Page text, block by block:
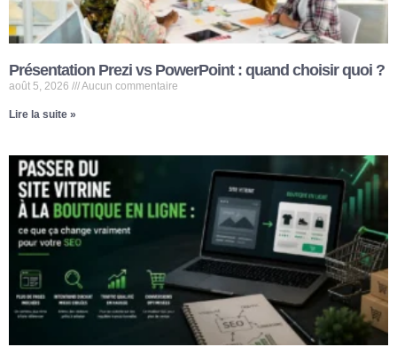
Présentation Prezi vs PowerPoint : quand choisir quoi ?
août 5, 2026 Aucun commentaire
Lire la suite »